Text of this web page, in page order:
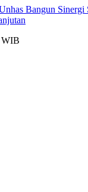
Bangun Sinergi
WIB